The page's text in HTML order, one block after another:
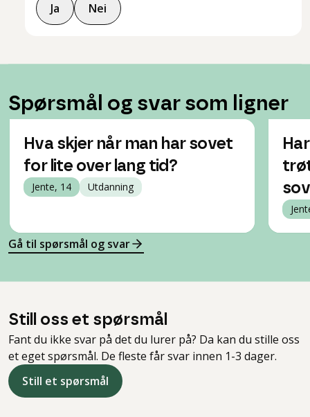
Ja Nei
Spørsmål og svar som ligner
Hva skjer når man har sovet
for lite over lang tid?
Jente, 14 Utdanning
Gå til spørsmål og svar
Still oss et spørsmål
Fant du ikke svar på det du lurer på? Da kan du stille oss
et eget spørsmål. De fleste får svar innen 1-3 dager.
Still et spørsmål